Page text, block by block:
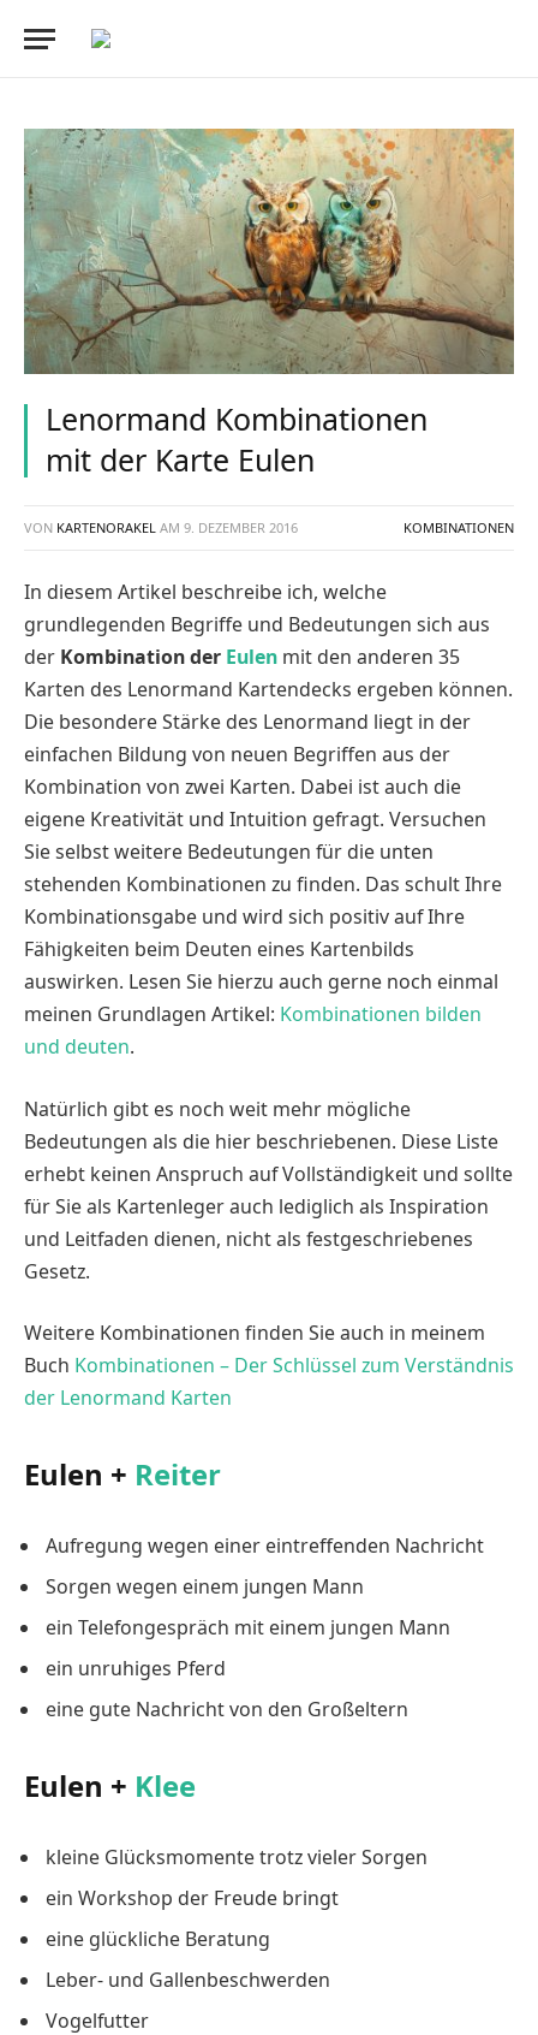
Lenormand Kombinationen
mit der Karte Eulen
VON KARTENORAKEL AM 9. DEZEMBER 2016 KOMBINATIONEN
In diesem Artikel beschreibe ich, welche
grundlegenden Begriffe und Bedeutungen sich aus
der Kombination der Eulen mit den anderen 35
Karten des Lenormand Kartendecks ergeben können.
Die besondere Stärke des Lenormand liegt in der
einfachen Bildung von neuen Begriffen aus der
Kombination von zwei Karten. Dabei ist auch die
eigene Kreativität und Intuition gefragt. Versuchen
Sie selbst weitere Bedeutungen für die unten
stehenden Kombinationen zu finden. Das schult Ihre
Kombinationsgabe und wird sich positiv auf Ihre
Fähigkeiten beim Deuten eines Kartenbilds
auswirken. Lesen Sie hierzu auch gerne noch einmal
meinen Grundlagen Artikel: Kombinationen bilden
und deuten.
Natürlich gibt es noch weit mehr mögliche
Bedeutungen als die hier beschriebenen. Diese Liste
erhebt keinen Anspruch auf Vollständigkeit und sollte
für Sie als Kartenleger auch lediglich als Inspiration
und Leitfaden dienen, nicht als festgeschriebenes
Gesetz.
Weitere Kombinationen finden Sie auch in meinem
Buch Kombinationen – Der Schlüssel zum Verständnis
der Lenormand Karten
Eulen + Reiter
Aufregung wegen einer eintreffenden Nachricht
Sorgen wegen einem jungen Mann
ein Telefongespräch mit einem jungen Mann
ein unruhiges Pferd
eine gute Nachricht von den Großeltern
Eulen + Klee
kleine Glücksmomente trotz vieler Sorgen
ein Workshop der Freude bringt
eine glückliche Beratung
Leber- und Gallenbeschwerden
Vogelfutter